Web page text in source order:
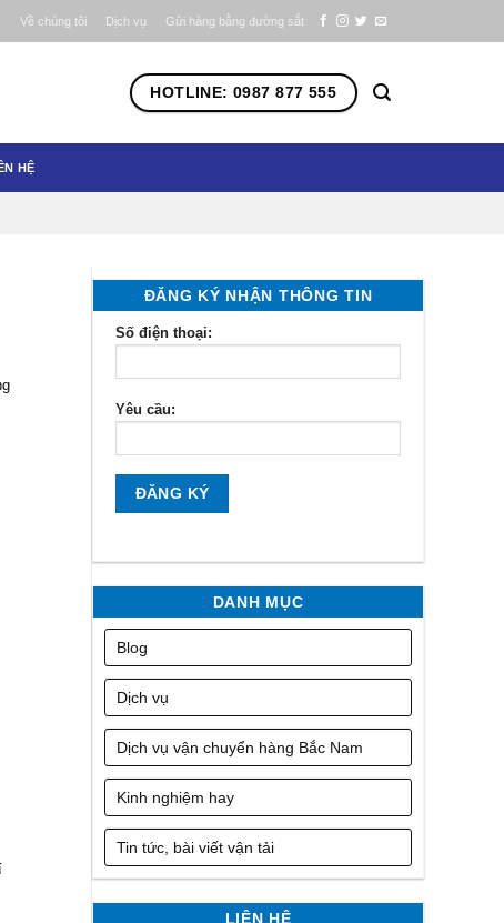
Về chúng tôi Dịch vụ Gửi hàng bằng đường sắt
HOTLINE: 0987 877 555
HỆ
ĐĂNG KÝ NHẬN THÔNG TIN
Số điện thoại:
Yêu cầu:
DANH MỤC
Blog
Dịch vụ
Dịch vụ vận chuyển hàng Bắc Nam
Kinh nghiệm hay
Tin tức, bài viết vận tải
LIÊN HỆ